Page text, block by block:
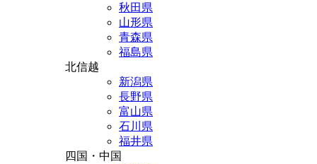
秋田県
山形県
青森県
福島県
北信越
新潟県
長野県
富山県
石川県
福井県
四国・中国